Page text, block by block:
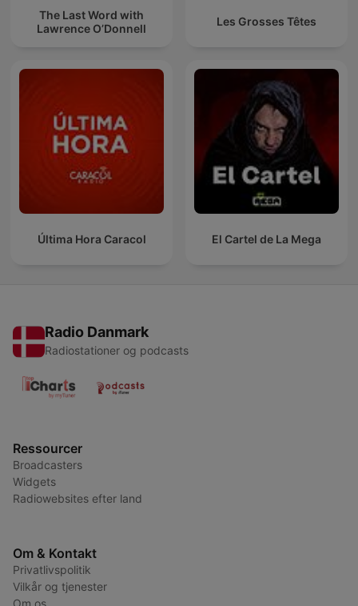
The Last Word with
Lawrence O’Donnell
Les Grosses Têtes
Última Hora Caracol El Cartel de La Mega
Radio Danmark
Radiostationer og podcasts
Ressourcer
Broadcasters
Widgets
Radiowebsites efter land
Om & Kontakt
Privatlivspolitik
Vilkår og tjenester